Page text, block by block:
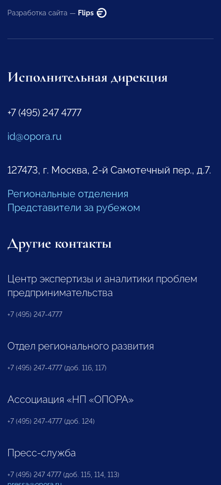
Разработка сайта — Flips
Исполнительная дирекция
+7 (495) 247 4777
id@opora.ru
127473, г. Москва, 2-й Самотечный пер., д.7.
Региональные отделения
Представители за рубежом
Другие контакты
Центр экспертизы и аналитики проблем
предпринимательства
+7 (495) 247-4777
Отдел регионального развития
+7 (495) 247-4777 (доб. 116, 117)
Ассоциация «НП «ОПОРА»
+7 (495) 247-4777 (доб. 124)
Пресс-служба
+7 (495) 247 4777 (доб. 115, 114, 113)